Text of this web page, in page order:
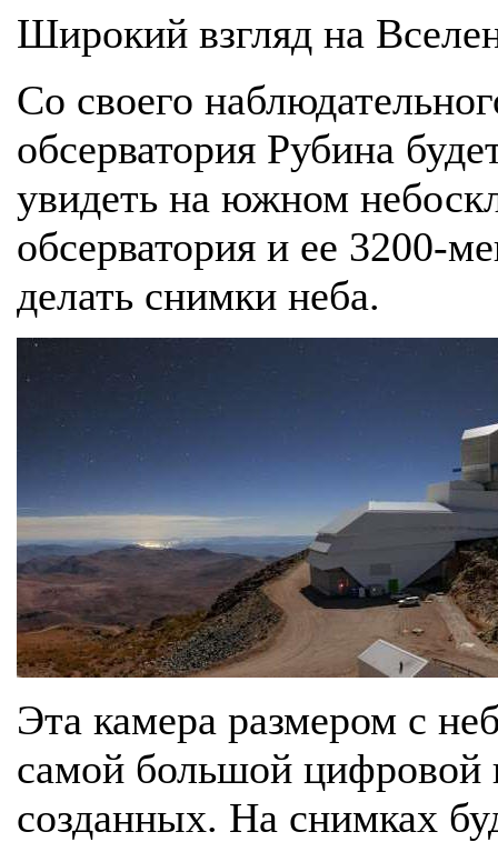
Широкий взгляд на
Со своего
обсерватория Рубина
увидеть на южном
обсерватория и ее 3200-
делать снимки неба.
Эта камера размером с
самой большой цифровой
созданных. На снимках